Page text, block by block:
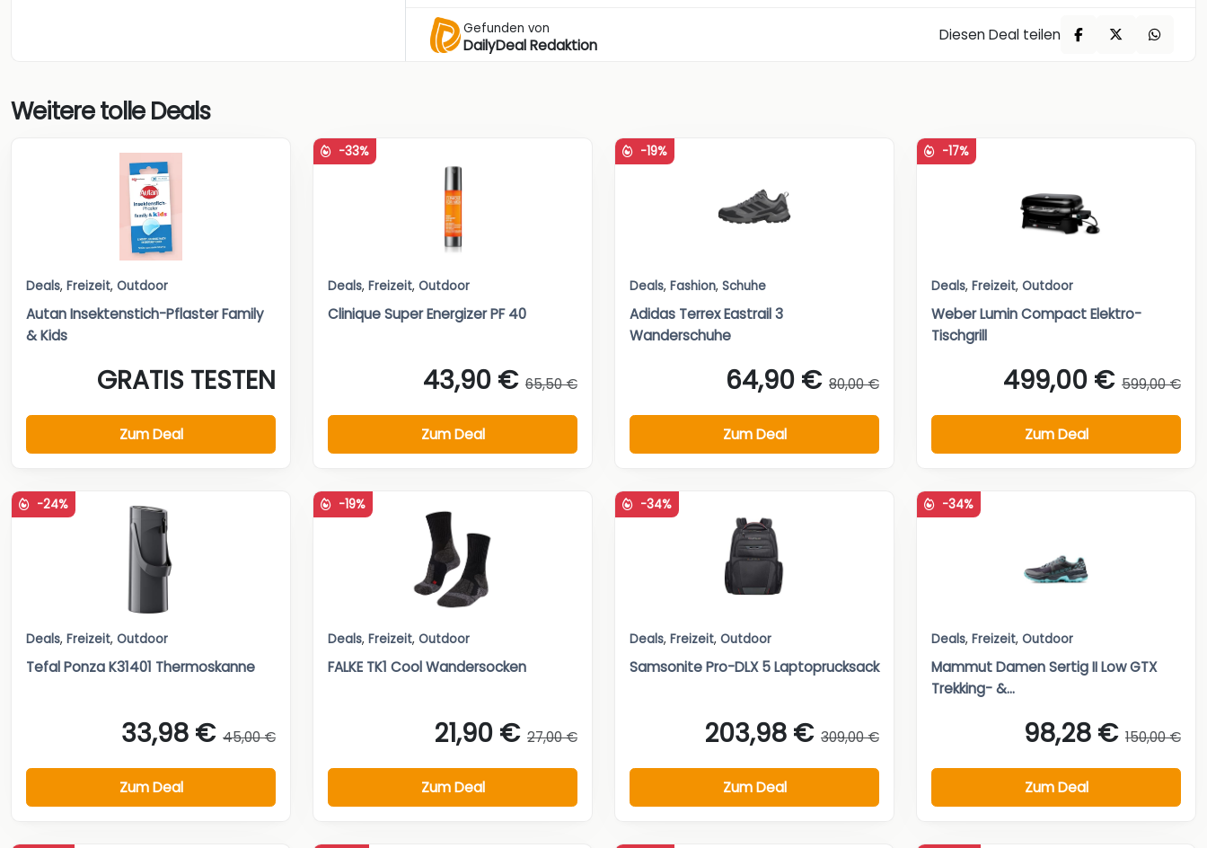
Gefunden von
DailyDeal Redaktion
Diesen Deal teilen
Weitere tolle Deals
Deals, Freizeit, Outdoor
Autan Insektenstich-Pflaster Family
& Kids
GRATIS TESTEN
Zum Deal
-33%
Deals, Freizeit, Outdoor
Clinique Super Energizer PF 40
43,90 € 65,50 €
Zum Deal
-19%
Deals, Fashion, Schuhe
Adidas Terrex Eastrail 3
Wanderschuhe
64,90 € 80,00 €
Zum Deal
-17%
Deals, Freizeit, Outdoor
Weber Lumin Compact Elektro-
Tischgrill
499,00 € 599,00 €
Zum Deal
-24%
Deals, Freizeit, Outdoor
Tefal Ponza K31401 Thermoskanne
33,98 € 45,00 €
Zum Deal
-19%
Deals, Freizeit, Outdoor
FALKE TK1 Cool Wandersocken
21,90 € 27,00 €
Zum Deal
-34%
Deals, Freizeit, Outdoor
Samsonite Pro-DLX 5 Laptoprucksack
203,98 € 309,00 €
Zum Deal
-34%
Deals, Freizeit, Outdoor
Mammut Damen Sertig II Low GTX
Trekking- &...
98,28 € 150,00 €
Zum Deal